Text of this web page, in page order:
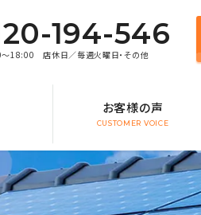
194-546
18:00 店休日／毎週火曜日・その他
お客様の声
CUSTOMER VOICE